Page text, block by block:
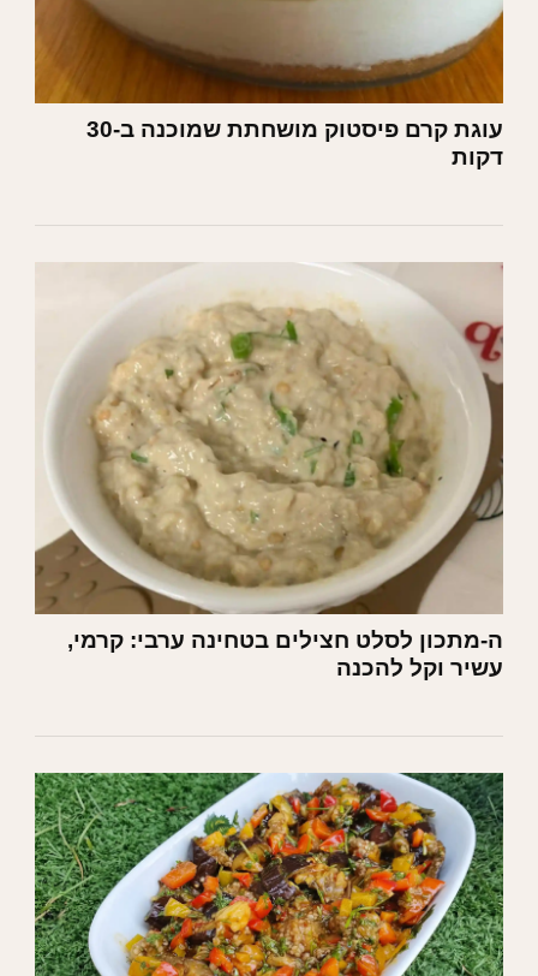
עוגת קרם פיסטוק מושחתת שמוכנה ב-30
דקות
ה-מתכון לסלט חצילים בטחינה ערבי: קרמי,
עשיר וקל להכנה